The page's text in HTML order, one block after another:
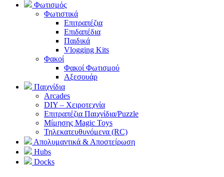
Φωτισμός
Φωτιστικά
Επιτραπέζια
Επιδαπέδια
Παιδικά
Vlogging Kits
Φακοί
Φακοί Φωτισμού
Αξεσουάρ
Παιχνίδια
Arcades
DIY – Χειροτεχνία
Επιτραπέζια Παιχνίδια/Puzzle
Μίμησης Magic Toys
Τηλεκατευθυνόμενα (RC)
Απολυμαντικά & Αποστείρωση
Hubs
Docks